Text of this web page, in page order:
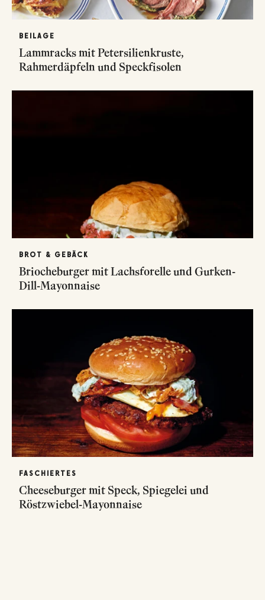
BEILAGE
Lammracks mit Petersilienkruste,
Rahmerdäpfeln und Speckfisolen
BROT & GEBÄCK
Briocheburger mit Lachsforelle und Gurken-
Dill-Mayonnaise
FASCHIERTES
Cheeseburger mit Speck, Spiegelei und
Röstzwiebel-Mayonnaise